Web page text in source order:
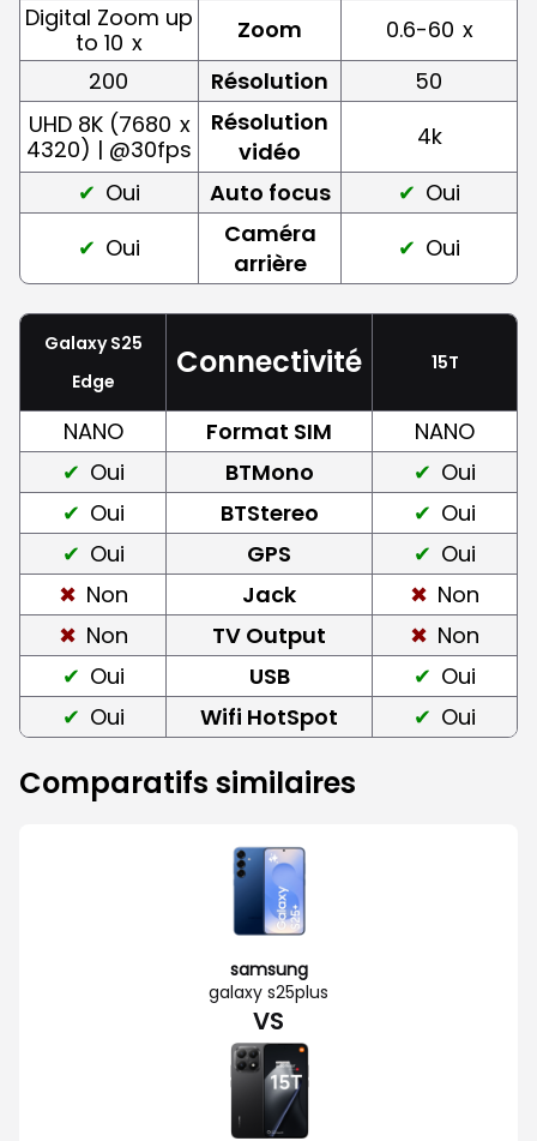
Digital Zoom up
to 10 x Zoom 0.6-60 x
200
Résolution
50
UHD 8K (7680 x
4320) | @30fps
Résolution
vidéo
4k
Oui
Auto focus
Oui
Oui
Caméra
arrière
Oui
Galaxy S25
Edge
Connectivité 15T
NANO Format SIM
NANO
Oui
BTMono
Oui
Oui
BTStereo
Oui
Oui
GPS
Oui
Non
Jack
Non
Non
TV Output
Non
Oui
USB
Oui
Oui
Wifi HotSpot Oui
Comparatifs similaires
samsung
galaxy s25plus
VS